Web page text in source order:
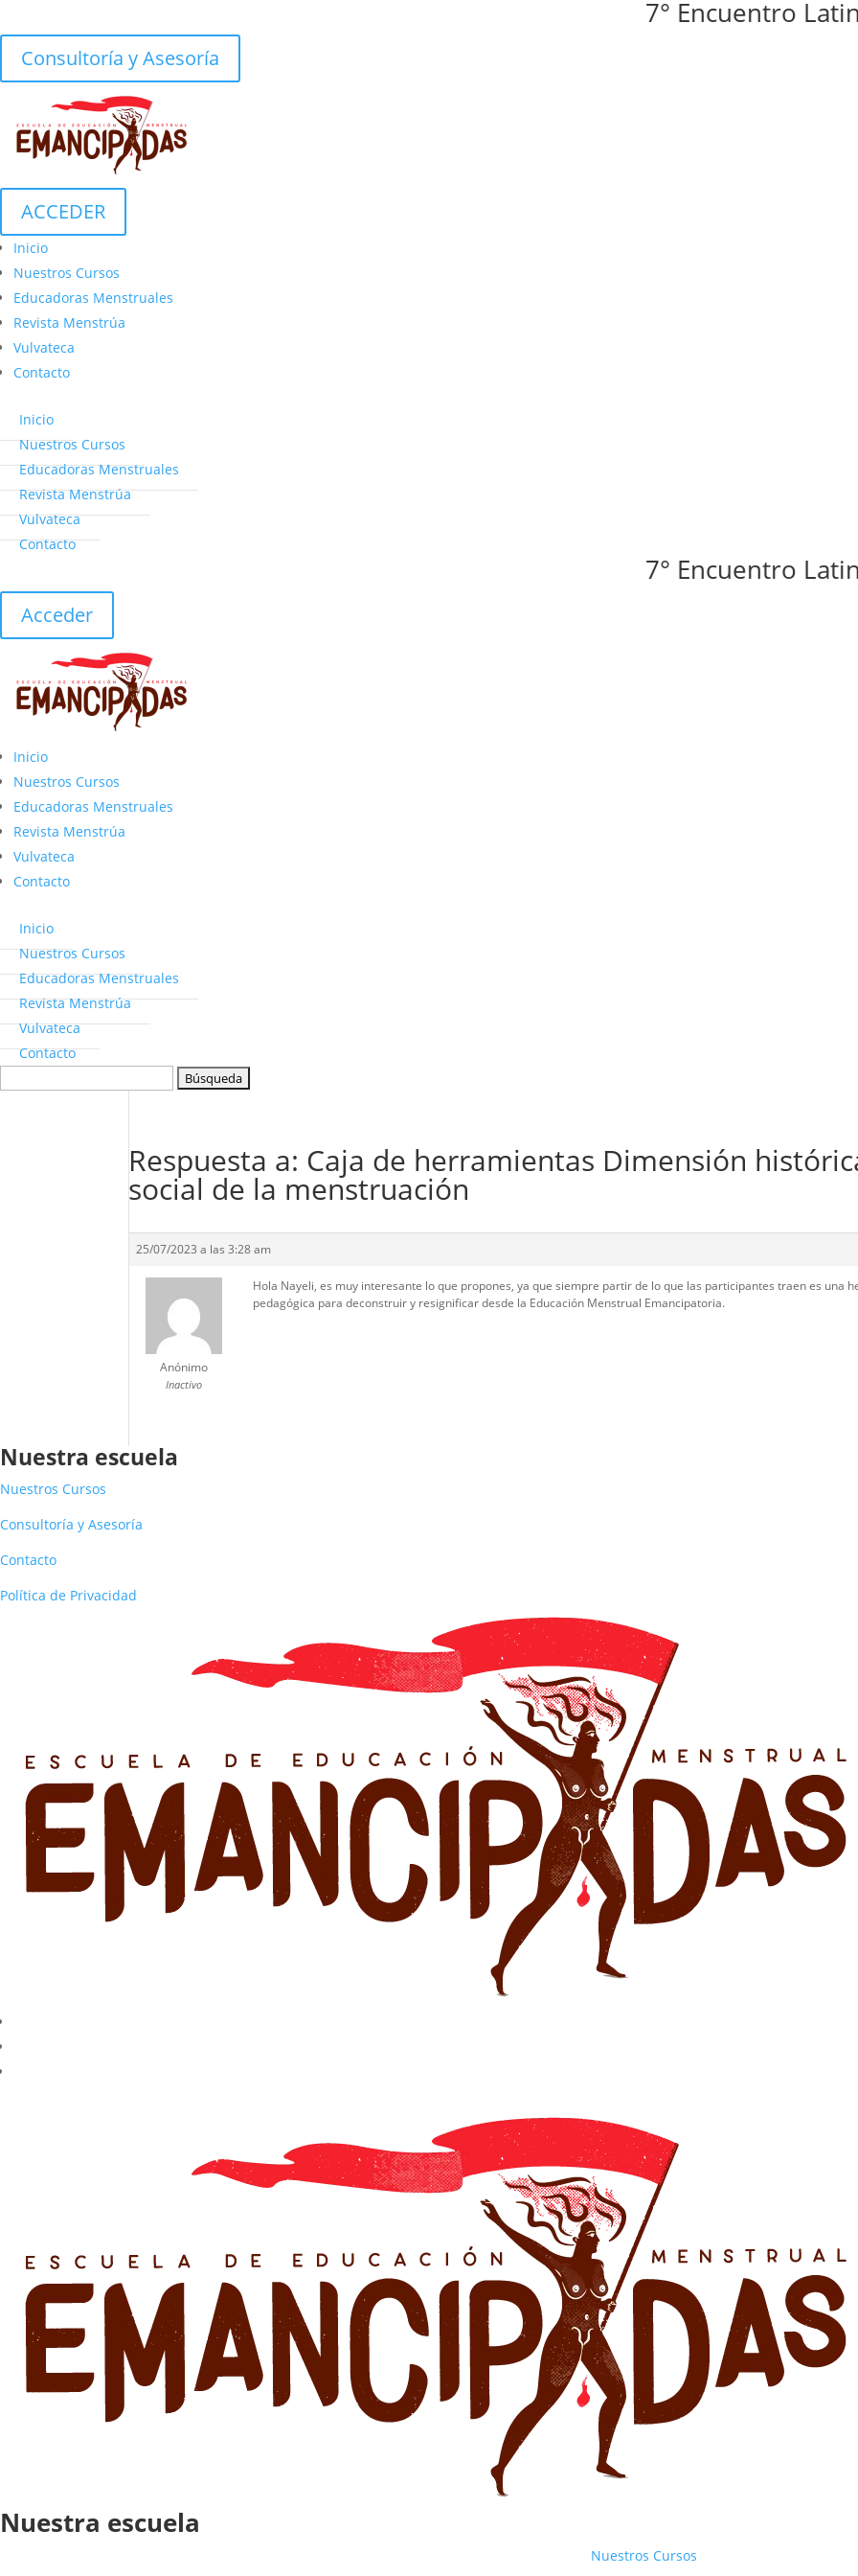
7° Encuentro
Consultoría y Asesoría
ACCEDER
Inicio
Nuestros Cursos
Educadoras Menstruales
Revista Menstrúa
Vulvateca
Contacto
Inicio
Nuestros Cursos
Educadoras Menstruales
Revista Menstrúa
Vulvateca
Contacto
7° Encuentro
Acceder
Inicio
Nuestros Cursos
Educadoras Menstruales
Revista Menstrúa
Vulvateca
Contacto
Inicio
Nuestros Cursos
Educadoras Menstruales
Revista Menstrúa
Vulvateca
Contacto
Respuesta a: Caja de herramientas Dimensión
social de la menstruación
25/07/2023 a las 3:28 am
Anónimo
Inactivo
Hola Nayeli, es muy interesante lo que propones, ya que siempre partir de lo que las participantes traen es una
pedagógica para deconstruir y resignificar desde la Educación Menstrual Emancipatoria.
Nuestra escuela
Nuestros Cursos
Consultoría y Asesoría
Contacto
Política de Privacidad
Nuestra escuela
Nuestros Cursos